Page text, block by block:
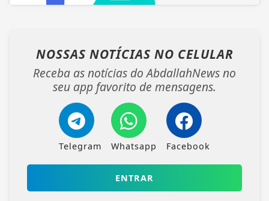
NOSSAS NOTÍCIAS NO CELULAR
Receba as notícias do AbdallahNews no
seu app favorito de mensagens.
Telegram Whatsapp Facebook
ENTRAR